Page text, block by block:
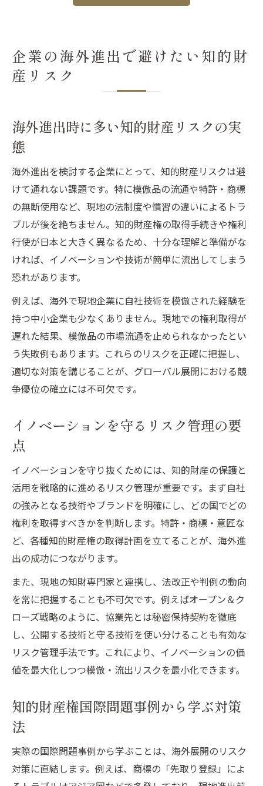
企業の海外進出で避けたい知的財
産リスク
海外進出時に多い知的財産リスクの実
態
海外進出を検討する企業にとって、知的財産リスクは避
けて通れない課題です。特に模倣品の流通や特許・商標
の無断使用など、現地の法制度や慣習の違いによるトラ
ブルが後を絶ちません。知的財産権の取得手続きや権利
行使が日本と大きく異なるため、十分な理解と準備がな
ければ、イノベーションや技術が簡単に流出してしまう
恐れがあります。
例えば、海外で現地企業に自社技術を模倣された経験を
持つ中小企業も少なくありません。現地での権利取得が
遅れた結果、模倣品の市場流通を止められなかったとい
う失敗例もあります。これらのリスクを正確に把握し、
適切な対策を講じることが、グローバル展開における競
争優位の確立には不可欠です。
イノベーションを守るリスク管理の要
点
イノベーションを守り抜くためには、知的財産の保護と
活用を戦略的に進めるリスク管理が重要です。まず自社
の強みとなる技術やブランドを明確にし、どの国でどの
権利を取得すべきかを判断します。特許・商標・意匠な
ど、各種知的財産権の取得計画を立てることが、海外進
出の成功につながります。
また、現地の知財専門家と連携し、法改正や判例の動向
を常に把握することも不可欠です。例えばオープン＆ク
ローズ戦略のように、協業先とは秘密保持契約を徹底
し、公開する技術と守る技術を使い分けることも有効な
リスク管理手法です。これにより、イノベーションの価
値を最大化しつつ模倣・流出リスクを最小化できます。
知的財産権国際問題事例から学ぶ対策
法
実際の国際問題事例から学ぶことは、海外展開のリスク
対策に直結します。例えば、商標の「先取り登録」によ